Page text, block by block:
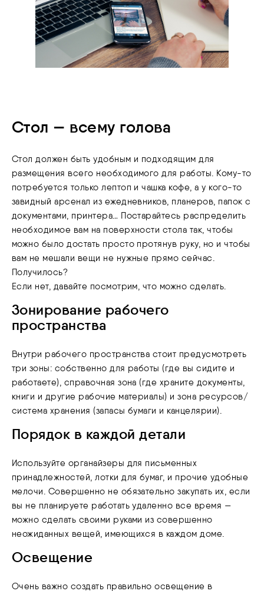
Стол — всему голова
Стол должен быть удобным и подходящим для
размещения всего необходимого для работы. Кому-то
потребуется только лептоп и чашка кофе, а у кого-то
завидный арсенал из ежедневников, планеров, папок с
документами, принтера… Постарайтесь распределить
необходимое вам на поверхности стола так, чтобы
можно было достать просто протянув руку, но и чтобы
вам не мешали вещи не нужные прямо сейчас.
Получилось?
Если нет, давайте посмотрим, что можно сделать.
Зонирование рабочего
пространства
Внутри рабочего пространства стоит предусмотреть
три зоны: собственно для работы (где вы сидите и
работаете), справочная зона (где храните документы,
книги и другие рабочие материалы) и зона ресурсов/
система хранения (запасы бумаги и канцелярии).
Порядок в каждой детали
Используйте органайзеры для письменных
принадлежностей, лотки для бумаг, и прочие удобные
мелочи. Совершенно не обязательно закупать их, если
вы не планируете работать удаленно все время —
можно сделать своими руками из совершенно
неожиданных вещей, имеющихся в каждом доме.
Освещение
Очень важно создать правильно освещение в